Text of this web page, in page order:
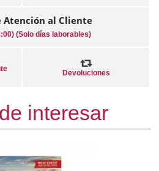
Atención al Cliente
(Solo días laborables)
Devoluciones
interesar